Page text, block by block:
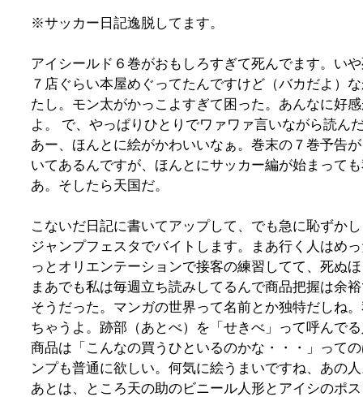
※サッカー日記逸脱してます。
アイシールド６巻がおもしろすぎて死んでます。い
７店ぐらい本屋めぐってたんですけど（バカだよ）
たし。モン太がかっこよすぎて困った。あんなに好
よ。 で、やっぱりひとりでワァワァ言いながら読ん
あー、ほんとに絵がかわいいなぁ。巻末の７巻予告
いてあるんですが、ほんとにサッカー編が始まって
あ。そしたら天国だ。
こないだ日記に書いてアップして、でも急に恥ずか
ジャンプフェスタでバイトします。まあ行く人はめ
っとオリエンテーションで接客の練習してて、死ぬ
まあでも私は毎週立ち読みしてるんで商品把握は余
そうだった。マンガの世界って名前とか独特だしね
ちゃうよ。跡部（あとべ）を「せきべ」って呼んで
商品は「こんなの買うひといるのかな・・・」って
ンプも普通に欲しい。何気に絵うまいですね、あの
あとは、ところ天の助のビニール人形とアイシのポ